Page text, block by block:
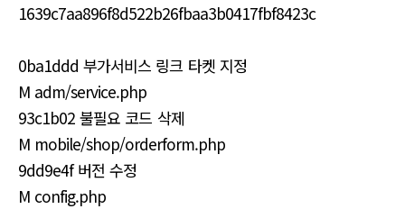
1639c7aa896f8d522b26fbaa3b0417fbf8423c
0ba1ddd 부가서비스 링크 타켓 지정
M adm/service.php
93c1b02 불필요 코드 삭제
M mobile/shop/orderform.php
9dd9e4f 버전 수정
M config.php